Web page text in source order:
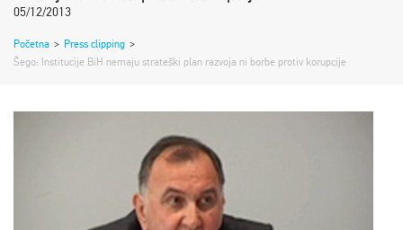
05/12/2013
Početna > Press clipping >
Šego: Institucije BiH nemaju strateški plan razvoja ni borbe protiv korupcije